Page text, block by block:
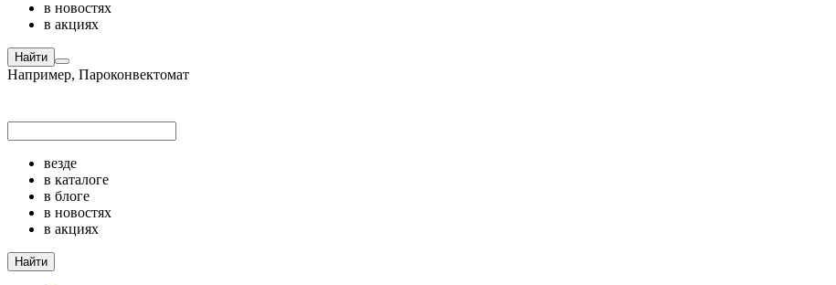
в новостях
в акциях
Найти
Например, Пароконвектомат
везде
в каталоге
в блоге
в новостях
в акциях
Найти